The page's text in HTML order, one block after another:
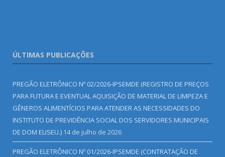
ÚLTIMAS PUBLICAÇÕES
PREGÃO ELETRÔNICO Nº 02/2026-IPSEMDE (REGISTRO DE PREÇOS
PARA FUTURA E EVENTUAL AQUISIÇÃO DE MATERIAL DE LIMPEZA E
GÊNEROS ALIMENTÍCIOS PARA ATENDER AS NECESSIDADES DO
INSTITUTO DE PREVIDÊNCIA SOCIAL DOS SERVIDORES MUNICIPAIS
DE DOM ELISEU.) 14 de julho de 2026
PREGÃO ELETRÔNICO Nº 01/2026-IPSEMDE (CONTRATAÇÃO DE